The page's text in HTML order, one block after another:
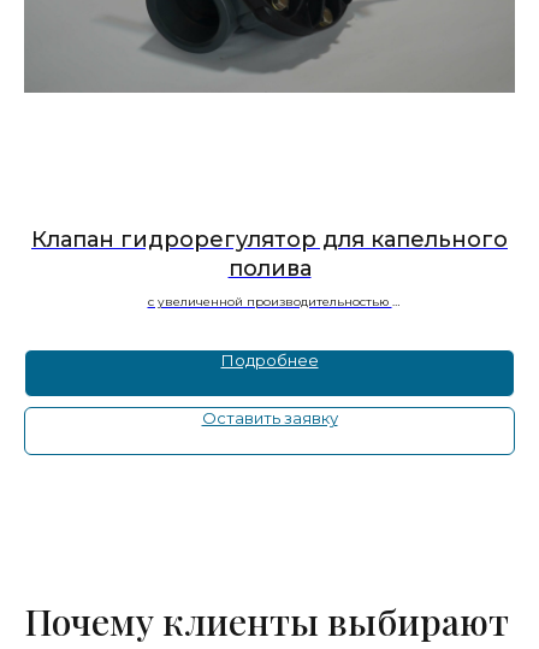
Клапан гидрорегулятор для капельного
полива
с увеличенной производительностью
Подробнее
Оставить заявку
Почему клиенты выбирают